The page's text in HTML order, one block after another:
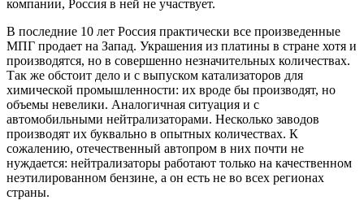
компании, Россия в ней не участвует.
В последние 10 лет Россия практически все произведенные
МПГ продает на Запад. Украшения из платины в стране хотя и
производятся, но в совершенно незначительных количествах.
Так же обстоит дело и с выпуском катализаторов для
химической промышленности: их вроде бы производят, но
объемы невелики. Аналогичная ситуация и с
автомобильными нейтрализаторами. Несколько заводов
производят их буквально в опытных количествах. К
сожалению, отечественный автопром в них почти не
нуждается: нейтрализаторы работают только на качественном
неэтилированном бензине, а он есть не во всех регионах
страны.